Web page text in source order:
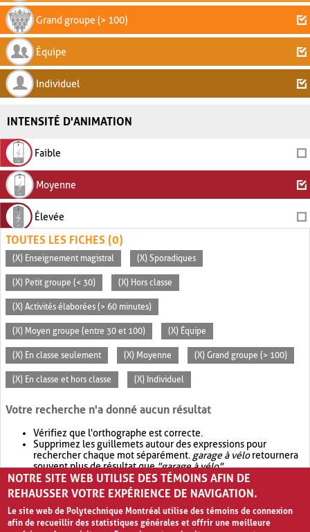
Grand groupe (> 100)
Équipe
Individuel
INTENSITÉ D'ANIMATION
Faible
Moyenne
Élevée
TOUTES LES FICHES (0)
(X) Enseignement magistral (X) Sporadiques
(X) Petit groupe (< 30) (X) Hors classe
(X) Activités élaborées (> 60 minutes)
(X) Moyen groupe (entre 30 et 100) (X) Équipe
(X) En classe seulement (X) Moyenne (X) Grand groupe (> 100)
(X) En classe et hors classe (X) Individuel
Votre recherche n'a donné aucun résultat
Vérifiez que l'orthographe est correcte.
Supprimez les guillemets autour des expressions pour
rechercher chaque mot séparément. garage à véloretournera
souvent plus de résultat que"garage à vélo".
Envisagez d'élargir votre recherche avec OR.garage OR vélo
retournera souvent plus de résultat quegarage à vélo
NOTRE SITE WEB UTILISE DES TÉMOINS AFIN DE
REHAUSSER VOTRE EXPÉRIENCE DE NAVIGATION.
Le site web de Polytechnique Montréal utilise des témoins de connexion
afin de recueillir des statistiques générales et offrir une meilleure